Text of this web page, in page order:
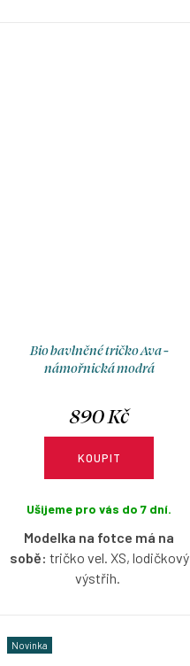
Bio bavlněné tričko Ava -
námořnická modrá
890 Kč
KOUPIT
Ušijeme pro vás do 7 dní.
Modelka na fotce má na
sobě: tričko vel. XS, lodičkový
výstřih.
s lodičkovým výstřihem v
námořnické modré barvě s
Novinka